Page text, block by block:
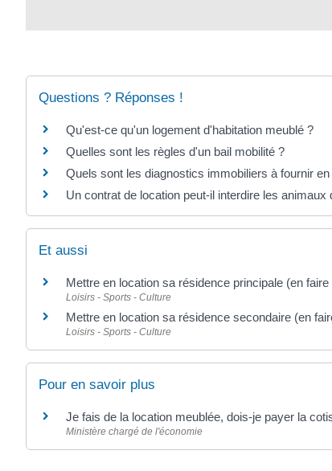
Questions ? Réponses !
Qu'est-ce qu'un logement d'habitation meublé ?
Quelles sont les règles d'un bail mobilité ?
Quels sont les diagnostics immobiliers à fournir
Un contrat de location peut-il interdire les animaux
Et aussi
Mettre en location sa résidence principale (en
Loisirs - Sports - Culture
Mettre en location sa résidence secondaire (en
Loisirs - Sports - Culture
Pour en savoir plus
Je fais de la location meublée, dois-je payer la
Ministère chargé de l'économie